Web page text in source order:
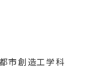
市創造工学科